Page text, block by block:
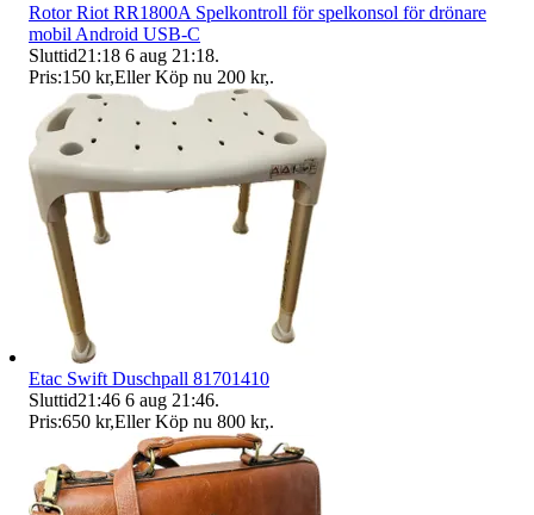
Rotor Riot RR1800A Spelkontroll för spelkonsol för drönare
mobil Android USB-C
Sluttid21:18 6 aug 21:18.
Pris:150 kr,Eller Köp nu 200 kr,.
Etac Swift Duschpall 81701410
Sluttid21:46 6 aug 21:46.
Pris:650 kr,Eller Köp nu 800 kr,.